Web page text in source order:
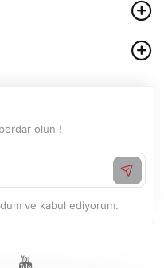
olun !
ve kabul ediyorum.